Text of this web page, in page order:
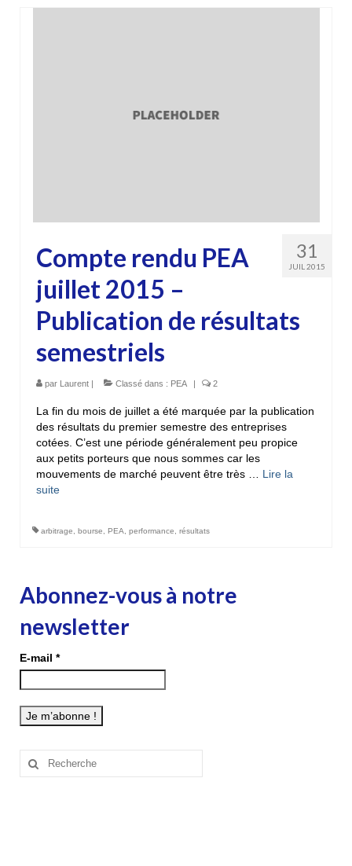
31
JUIL 2015
Compte rendu PEA
juillet 2015 –
Publication de résultats
semestriels
par Laurent Classé dans : PEA 2
La fin du mois de juillet a été marquée par la publication
des résultats du premier semestre des entreprises
cotées. C’est une période généralement peu propice
aux petits porteurs que nous sommes car les
mouvements de marché peuvent être très … Lire la
suite­­
arbitrage, bourse, PEA, performance, résultats
Abonnez-vous à notre
newsletter
E-mail *
Rechercher